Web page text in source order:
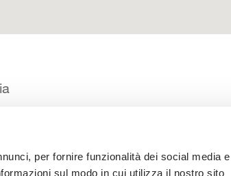
per fornire funzionalità dei social media e
sul modo in cui utilizza il nostro sito
Contatti Lavora con noi